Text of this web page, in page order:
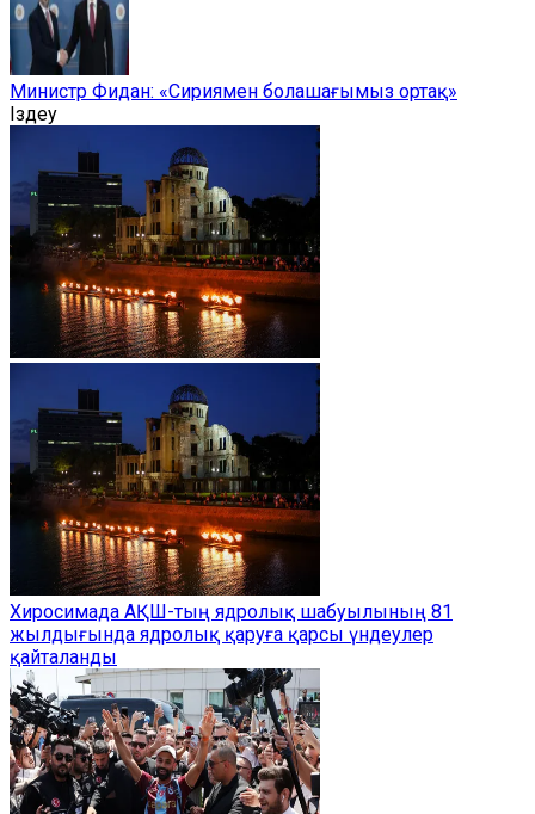
Министр Фидан: «Сириямен болашағымыз ортақ»
Іздеу
Хиросимада АҚШ-тың ядролық шабуылының 81
жылдығында ядролық қаруға қарсы үндеулер
қайталанды